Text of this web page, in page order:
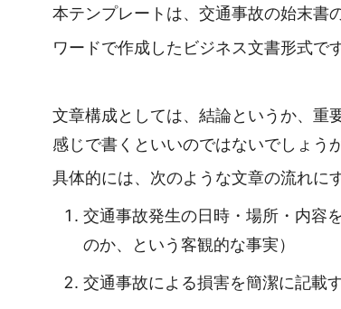
本テンプレートは、交通事故の始末書
ワードで作成したビジネス文書形式です
文章構成としては、結論というか、重
感じで書くといいのではないでしょうか
具体的には、次のような文章の流れに
交通事故発生の日時・場所・内容
のか、という客観的な事実）
交通事故による損害を簡潔に記載